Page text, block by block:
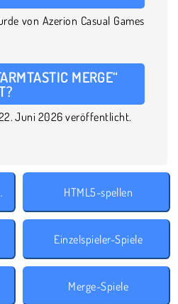
von Azerion Casual Games
MERGE“
Juni 2026 veröffentlicht.
Spiele HTML5-spellen
Einzelspieler-Spiele
Merge-Spiele